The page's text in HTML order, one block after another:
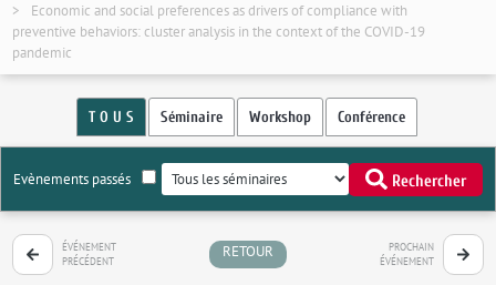
Economic and social preferences as drivers of compliance with
preventive behaviors: cluster analysis in the context of the COVID-19
pandemic
T O U S Séminaire Workshop Conférence
Evènements passés Rechercher
ÉVÉNEMENT
PRÉCÉDENT
RETOUR
PROCHAIN
ÉVÉNEMENT